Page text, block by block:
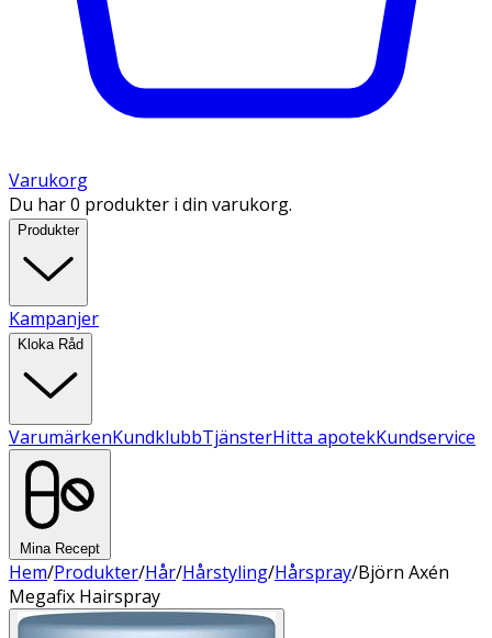
Varukorg
Du har 0 produkter i din varukorg.
Produkter
Kampanjer
Kloka Råd
VarumärkenKundklubbTjänsterHitta apotekKundservice
Mina Recept
Hem/Produkter/Hår/Hårstyling/Hårspray/Björn Axén
Megafix Hairspray